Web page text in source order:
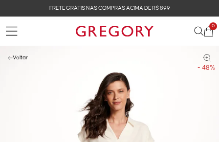
FRETE GRÁTIS NAS COMPRAS ACIMA DE R$ 899
0
- 48%
Voltar